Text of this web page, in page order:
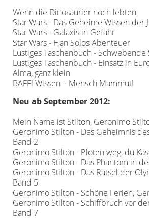
Wenn die Dinosaurier noch lebten
Star Wars - Das Geheime Wissen der
Star Wars - Galaxis in Gefahr
Star Wars - Han Solos Abenteuer
Lustiges Taschenbuch - Schwebende
Lustiges Taschenbuch - Einsatz in
Alma, ganz klein
BAFF! Wissen – Mensch Mammut!
Neu ab September 2012:
Mein Name ist Stilton, Geronimo
Geronimo Stilton - Das Geheimnis
Band 2
Geronimo Stilton - Pfoten weg, du
Geronimo Stilton - Das Phantom in
Geronimo Stilton - Das Rätsel der
Band 5
Geronimo Stilton - Schöne Ferien,
Geronimo Stilton - Schiffbruch vor
Band 7